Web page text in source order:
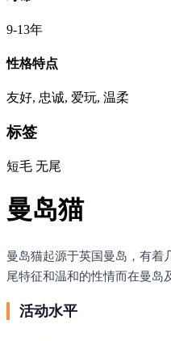
9-13年
性格特点
友好, 忠诚, 爱玩, 温柔
标签
短毛 无尾
曼岛猫
曼岛猫起源于英国曼岛，有着
尾特征和温和的性情而在曼岛
活动水平